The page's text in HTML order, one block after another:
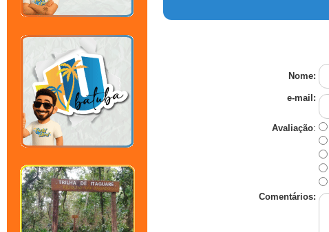
Nome:
e-mail:
Avaliação:
Comentários: